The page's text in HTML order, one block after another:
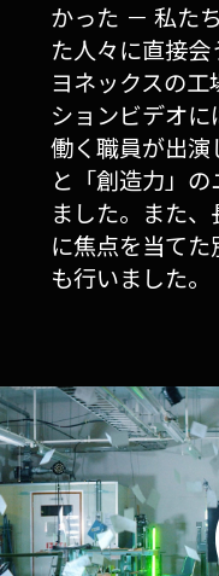
かった － 私た
た人々に直接会
ヨネックスの
ションビデオ
働く職員が出演
と「創造力」
ました。また
に焦点を当て
も行いました。